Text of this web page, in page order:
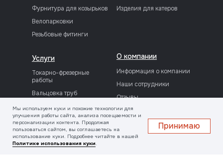
О компании
Информация о компании
Наши сотрудники
Отзывы
Лицензии
Фурнитура для козырьков
Велопарковки
Резьбовые фитинги
Изделия для катеров
Услуги
Токарно-фрезерные
работы
Вальцовка труб
Шлифовка и полировка
Порошковая покраска
Сварочные работы
Вакансии
Мы используем куки и похожие технологии для
улучшения работы сайта, анализа посещаемости и
персонализации контента. Продолжая
пользоваться сайтом, вы соглашаетесь на
использование куки. Подробнее читайте в нашей
Политике использования куки.
Принимаю